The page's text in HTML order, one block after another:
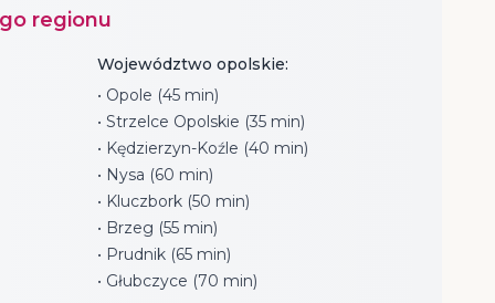
regionu
Województwo opolskie:
• Opole (45 min)
• Strzelce Opolskie (35 min)
• Kędzierzyn-Koźle (40 min)
• Nysa (60 min)
• Kluczbork (50 min)
• Brzeg (55 min)
• Prudnik (65 min)
• Głubczyce (70 min)